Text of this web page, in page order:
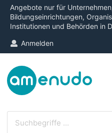
Angebote nur für
Bildungseinrichtungen,
Institutionen und Behörden in
Anmelden